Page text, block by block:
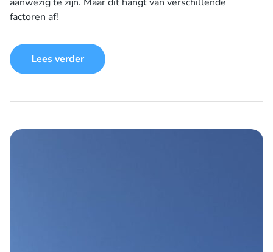
factoren af!
Lees verder